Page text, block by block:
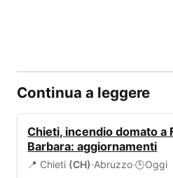
Continua a leggere
Chieti, incendio domato a
Barbara: aggiornamenti
📍 Chieti (CH)·Abruzzo·🕒Oggi